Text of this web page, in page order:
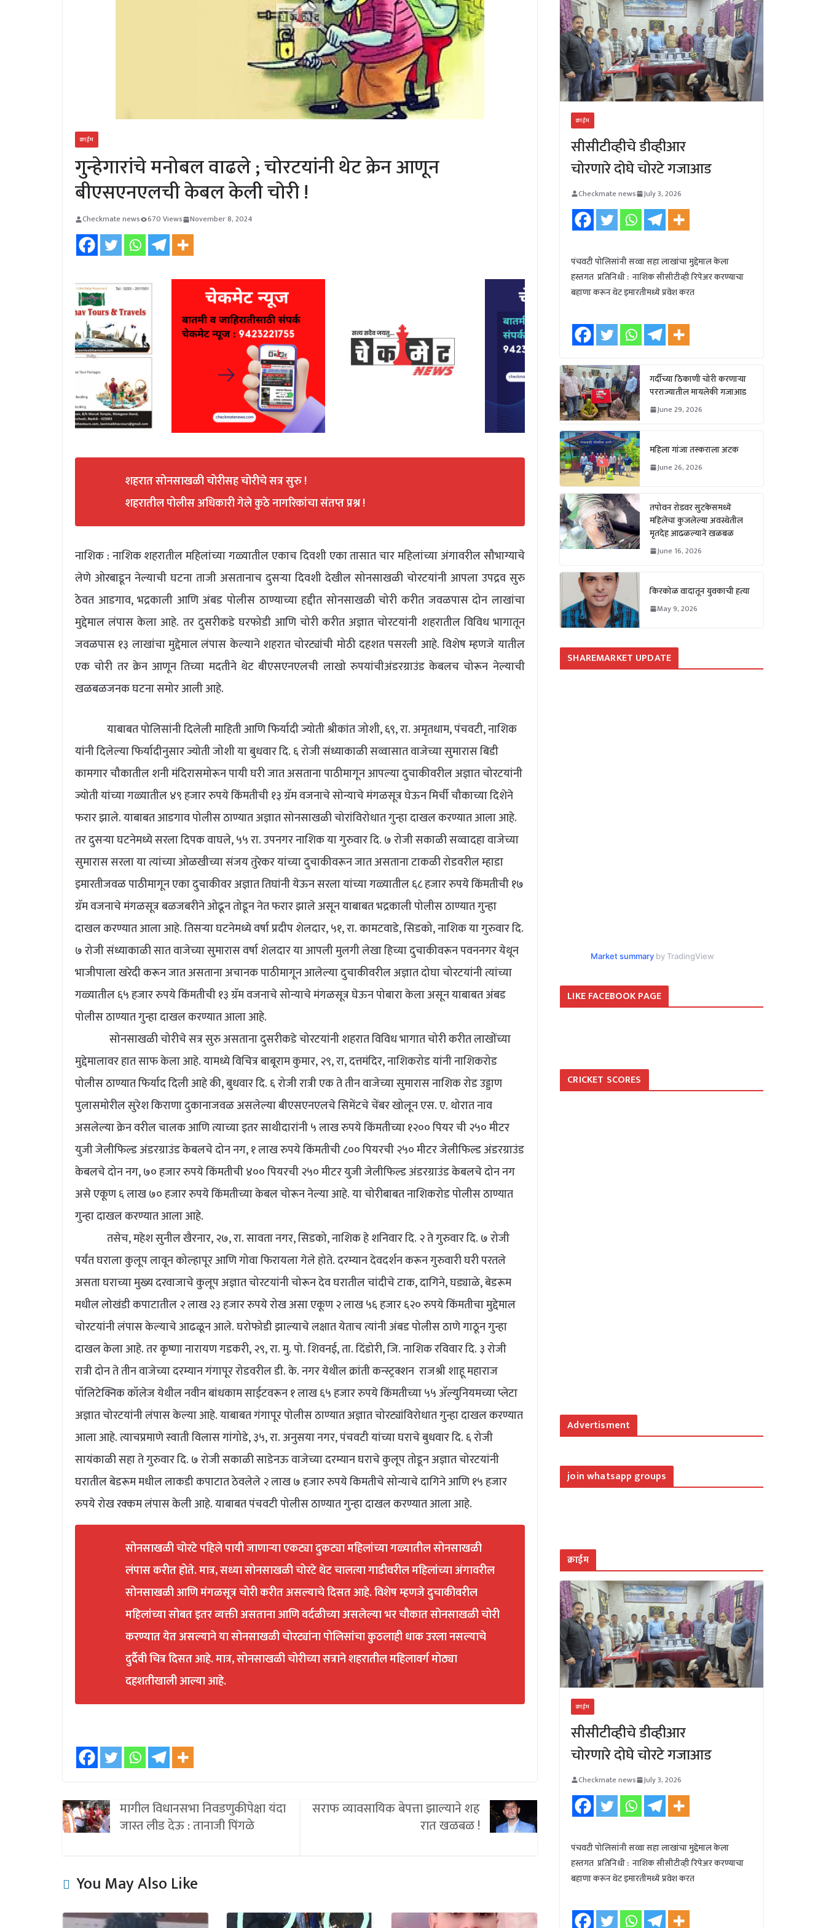
क्राईम
गुन्हेगारांचे मनोबल वाढले ; चोरटयांनी थेट क्रेन आणून
बीएसएनएलची केबल केली चोरी !
Checkmate news 670 Views November 8, 2024
शहरात सोनसाखळी चोरीसह चोरीचे सत्र सुरु !
शहरातील पोलीस अधिकारी गेले कुठे नागरिकांचा संतप्त प्रश्न !
नाशिक : नाशिक शहरातील महिलांच्या गळ्यातील एकाच दिवशी एका तासात चार महिलांच्या अंगावरील सौभाग्याचे
लेणे ओरबाडून नेल्याची घटना ताजी असतानाच दुसऱ्या दिवशी देखील सोनसाखळी चोरटयांनी आपला उपद्रव सुरु
ठेवत आडगाव, भद्रकाली आणि अंबड पोलीस ठाण्याच्या हद्दीत सोनसाखळी चोरी करीत जवळपास दोन लाखांचा
मुद्देमाल लंपास केला आहे. तर दुसरीकडे घरफोडी आणि चोरी करीत अज्ञात चोरटयांनी शहरातील विविध भागातून
जवळपास १३ लाखांचा मुद्देमाल लंपास केल्याने शहरात चोरट्यांची मोठी दहशत पसरली आहे. विशेष म्हणजे यातील
एक चोरी तर क्रेन आणून तिच्या मदतीने थेट बीएसएनएलची लाखो रुपयांचीअंडरग्राउंड केबलच चोरून नेल्याची
खळबळजनक घटना समोर आली आहे.
याबाबत पोलिसांनी दिलेली माहिती आणि फिर्यादी ज्योती श्रीकांत जोशी, ६९, रा. अमृतधाम, पंचवटी, नाशिक
यांनी दिलेल्या फिर्यादीनुसार ज्योती जोशी या बुधवार दि. ६ रोजी संध्याकाळी सव्वासात वाजेच्या सुमारास बिडी
कामगार चौकातील शनी मंदिरासमोरून पायी घरी जात असताना पाठीमागून आपल्या दुचाकीवरील अज्ञात चोरटयांनी
ज्योती यांच्या गळ्यातील ४९ हजार रुपये किंमतीची १३ ग्रॅम वजनाचे सोन्याचे मंगळसूत्र घेऊन मिर्ची चौकाच्या दिशेने
फरार झाले. याबाबत आडगाव पोलीस ठाण्यात अज्ञात सोनसाखळी चोरांविरोधात गुन्हा दाखल करण्यात आला आहे.
तर दुसऱ्या घटनेमध्ये सरला दिपक वाघले, ५५ रा. उपनगर नाशिक या गुरुवार दि. ७ रोजी सकाळी सव्वादहा वाजेच्या
सुमारास सरला या त्यांच्या ओळखीच्या संजय तुरेकर यांच्या दुचाकीवरून जात असताना टाकळी रोडवरील म्हाडा
इमारतीजवळ पाठीमागून एका दुचाकीवर अज्ञात तिघांनी येऊन सरला यांच्या गळ्यातील ६८ हजार रुपये किंमतीची १७
ग्रॅम वजनाचे मंगळसूत्र बळजबरीने ओढून तोडून नेत फरार झाले असून याबाबत भद्रकाली पोलीस ठाण्यात गुन्हा
दाखल करण्यात आला आहे. तिसऱ्या घटनेमध्ये वर्षा प्रदीप शेलदार, ५१, रा. कामटवाडे, सिडको, नाशिक या गुरुवार दि.
७ रोजी संध्याकाळी सात वाजेच्या सुमारास वर्षा शेलदार या आपली मुलगी लेखा हिच्या दुचाकीवरून पवननगर येथून
भाजीपाला खरेदी करून जात असताना अचानक पाठीमागून आलेल्या दुचाकीवरील अज्ञात दोघा चोरटयांनी त्यांच्या
गळ्यातील ६५ हजार रुपये किंमतीची १३ ग्रॅम वजनाचे सोन्याचे मंगळसूत्र घेऊन पोबारा केला असून याबाबत अंबड
पोलीस ठाण्यात गुन्हा दाखल करण्यात आला आहे.
सोनसाखळी चोरीचे सत्र सुरु असताना दुसरीकडे चोरटयांनी शहरात विविध भागात चोरी करीत लाखोंच्या
मुद्देमालावर हात साफ केला आहे. यामध्ये विचित्र बाबूराम कुमार, २९, रा, दत्तमंदिर, नाशिकरोड यांनी नाशिकरोड
पोलीस ठाण्यात फिर्याद दिली आहे की, बुधवार दि. ६ रोजी रात्री एक ते तीन वाजेच्या सुमारास नाशिक रोड उड्डाण
पुलासमोरील सुरेश किराणा दुकानाजवळ असलेल्या बीएसएनएलचे सिमेंटचे चेंबर खोलून एस. ए. थोरात नाव
असलेल्या क्रेन वरील चालक आणि त्याच्या इतर साथीदारांनी ५ लाख रुपये किंमतीच्या १२०० पियर ची २५० मीटर
युजी जेलीफिल्ड अंडरग्राउंड केबलचे दोन नग, १ लाख रुपये किंमतीची ८०० पियरची २५० मीटर जेलीफिल्ड अंडरग्राउंड
केबलचे दोन नग, ७० हजार रुपये किंमतीची ४०० पियरची २५० मीटर युजी जेलीफिल्ड अंडरग्राउंड केबलचे दोन नग
असे एकूण ६ लाख ७० हजार रुपये किंमतीच्या केबल चोरून नेल्या आहे. या चोरीबाबत नाशिकरोड पोलीस ठाण्यात
गुन्हा दाखल करण्यात आला आहे.
तसेच, महेश सुनील खैरनार, २७, रा. सावता नगर, सिडको, नाशिक हे शनिवार दि. २ ते गुरुवार दि. ७ रोजी
पर्यंत घराला कुलूप लावून कोल्हापूर आणि गोवा फिरायला गेले होते. दरम्यान देवदर्शन करून गुरुवारी घरी परतले
असता घराच्या मुख्य दरवाजाचे कुलूप अज्ञात चोरटयांनी चोरून देव घरातील चांदीचे टाक, दागिने, घड्याळे, बेडरूम
मधील लोखंडी कपाटातील २ लाख २३ हजार रुपये रोख असा एकूण २ लाख ५६ हजार ६२० रुपये किंमतीचा मुद्देमाल
चोरटयांनी लंपास केल्याचे आढळून आले. घरोफोडी झाल्याचे लक्षात येताच त्यांनी अंबड पोलीस ठाणे गाठून गुन्हा
दाखल केला आहे. तर कृष्णा नारायण गडकरी, २९, रा. मु. पो. शिवनई, ता. दिंडोरी, जि. नाशिक रविवार दि. ३ रोजी
रात्री दोन ते तीन वाजेच्या दरम्यान गंगापूर रोडवरील डी. के. नगर येथील क्रांती कन्स्ट्रक्शन राजश्री शाहू महाराज
पॉलिटेक्निक कॉलेज येथील नवीन बांधकाम साईटवरून १ लाख ६५ हजार रुपये किंमतीच्या ५५ ॲल्युनियमच्या प्लेटा
अज्ञात चोरटयांनी लंपास केल्या आहे. याबाबत गंगापूर पोलीस ठाण्यात अज्ञात चोरट्यांविरोधात गुन्हा दाखल करण्यात
आला आहे. त्याचप्रमाणे स्वाती विलास गांगोडे, ३५, रा. अनुसया नगर, पंचवटी यांच्या घराचे बुधवार दि. ६ रोजी
सायंकाळी सहा ते गुरुवार दि. ७ रोजी सकाळी साडेनऊ वाजेच्या दरम्यान घराचे कुलूप तोडून अज्ञात चोरटयांनी
घरातील बेडरूम मधील लाकडी कपाटात ठेवलेले २ लाख ७ हजार रुपये किमतीचे सोन्याचे दागिने आणि १५ हजार
रुपये रोख रक्कम लंपास केली आहे. याबाबत पंचवटी पोलीस ठाण्यात गुन्हा दाखल करण्यात आला आहे.
सोनसाखळी चोरटे पहिले पायी जाणाऱ्या एकट्या दुकट्या महिलांच्या गळ्यातील सोनसाखळी
लंपास करीत होते. मात्र, सध्या सोनसाखळी चोरटे थेट चालत्या गाडीवरील महिलांच्या अंगावरील
सोनसाखळी आणि मंगळसूत्र चोरी करीत असल्याचे दिसत आहे. विशेष म्हणजे दुचाकीवरील
महिलांच्या सोबत इतर व्यक्ती असताना आणि वर्दळीच्या असलेल्या भर चौकात सोनसाखळी चोरी
करण्यात येत असल्याने या सोनसाखळी चोरट्यांना पोलिसांचा कुठलाही धाक उरला नसल्याचे
दुर्दैवी चित्र दिसत आहे. मात्र, सोनसाखळी चोरीच्या सत्राने शहरातील महिलावर्ग मोठ्या
दहशतीखाली आल्या आहे.
मागील विधानसभा निवडणुकीपेक्षा यंदा
जास्त लीड देऊ : तानाजी पिंगळे
सराफ व्यावसायिक बेपत्ता झाल्याने शह
रात खळबळ !
You May Also Like
क्राईम
सीसीटीव्हीचे डीव्हीआर
चोरणारे दोघे चोरटे गजाआड
Checkmate news July 3, 2026
पंचवटी पोलिसांनी सव्वा सहा लाखांचा मुद्देमाल केला
हस्तगत प्रतिनिधी : नाशिक सीसीटीव्ही रिपेअर करण्याचा
बहाणा करून थेट इमारतीमध्ये प्रवेश करत
गर्दीच्या ठिकाणी चोरी करणाऱ्या
परराज्यातील मायलेकी गजाआड
June 29, 2026
महिला गांजा तस्कराला अटक
June 26, 2026
तपोवन रोडवर सुटकेसमध्ये
महिलेचा कुजलेल्या अवस्थेतील
मृतदेह आढळल्याने खळबळ
June 16, 2026
किरकोळ वादातून युवकाची हत्या
May 9, 2026
SHAREMARKET UPDATE
Market summaryby TradingView
LIKE FACEBOOK PAGE
CRICKET SCORES
Advertisment
join whatsapp groups
क्राईम
क्राईम
सीसीटीव्हीचे डीव्हीआर
चोरणारे दोघे चोरटे गजाआड
Checkmate news July 3, 2026
पंचवटी पोलिसांनी सव्वा सहा लाखांचा मुद्देमाल केला
हस्तगत प्रतिनिधी : नाशिक सीसीटीव्ही रिपेअर करण्याचा
बहाणा करून थेट इमारतीमध्ये प्रवेश करत